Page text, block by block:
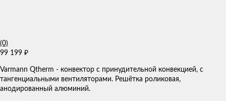
(0)
99 199 ₽
Varmann Qtherm - конвектор с принудительной конвекцией, с
тангенциальными вентиляторами. Решётка роликовая,
анодированный алюминий.